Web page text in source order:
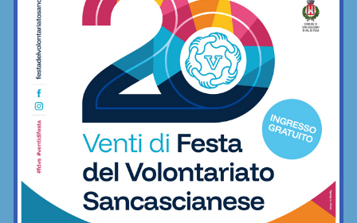
Calcetto
Champions Cup Fratres: Porta Gippina
campione, spinto da una tifoseria
pazzesca
Calcetto
League Cup: Nutini e De Luca ai
supplementari danno la coppa a Virtus
Freschello
Calcetto
Champions Cup Amatori, vincono i
montespertolesi di Cantera ai rigori
contro Fc Crimi